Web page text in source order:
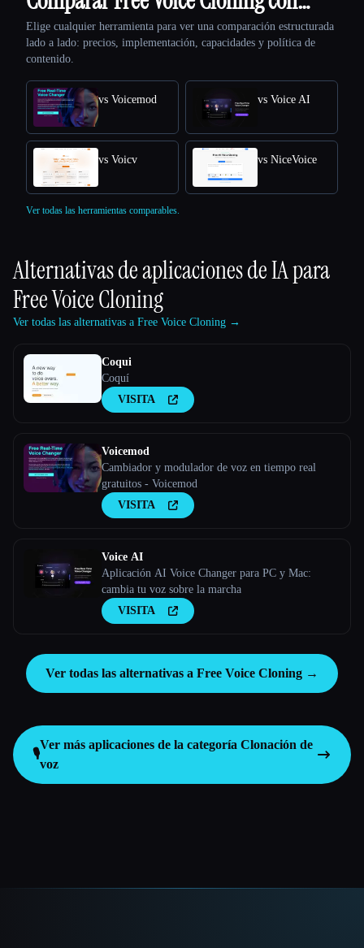
Elige cualquier herramienta para ver una comparación estructurada
lado a lado: precios, implementación, capacidades y política de
contenido.
vs Voicemod vs Voice AI
vs Voicv vs NiceVoice
Ver todas las herramientas comparables.
Alternativas de aplicaciones de IA para
Free Voice Cloning
Ver todas las alternativas a Free Voice Cloning →
Coqui
Coquí
VISITA
Voicemod
Cambiador y modulador de voz en tiempo real
gratuitos - Voicemod
VISITA
Voice AI
Aplicación AI Voice Changer para PC y Mac:
cambia tu voz sobre la marcha
VISITA
Ver todas las alternativas a Free Voice Cloning →
🎙️
Ver más aplicaciones de la categoría Clonación de
voz